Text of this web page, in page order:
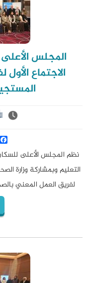
المجلس
الاجتماع
نظم المجلس الأعلى
التعليم وبمشاركة وزارة
لفريق العمل المعني